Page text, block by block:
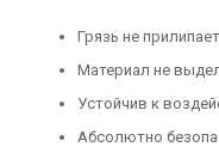
Грязь не
Материал не
Устойчив к
Абсолютно